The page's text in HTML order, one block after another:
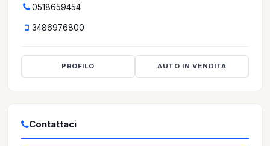
0518659454
3486976800
PROFILO AUTO IN VENDITA
Contattaci